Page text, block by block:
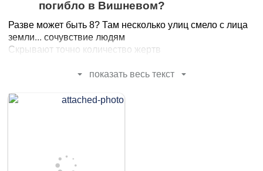
погибло в Вишневом?
Разве может быть 8? Там несколько улиц смело с лица
земли... сочувствие людям
Скрывают точно количество жертв
показать весь текст